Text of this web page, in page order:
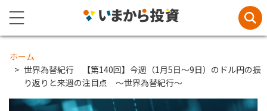
ホーム
世界為替紀行 【第140回】今週（1月5日～9日）のドル円の振
り返りと来週の注目点 ～世界為替紀行～